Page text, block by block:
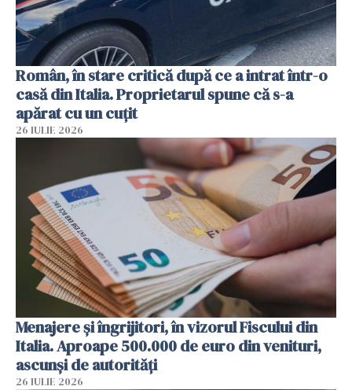
Român, în stare critică după ce a intrat într-o
casă din Italia. Proprietarul spune că s-a
apărat cu un cuțit
26 IULIE 2026
Menajere și îngrijitori, în vizorul Fiscului din
Italia. Aproape 500.000 de euro din venituri,
ascunși de autorități
26 IULIE 2026